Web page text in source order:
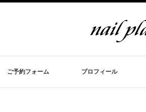
ご予約フォーム プロフィール